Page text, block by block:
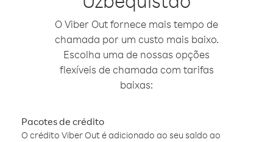
O Viber Out fornece mais tempo de
chamada por um custo mais baixo.
Escolha uma de nossas opções
flexíveis de chamada com tarifas
baixas:
Pacotes de crédito
O crédito Viber Out é adicionado ao seu saldo ao